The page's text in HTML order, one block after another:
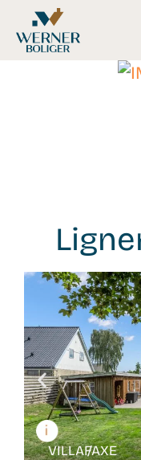
WB-
26136
VILLA /FAXE